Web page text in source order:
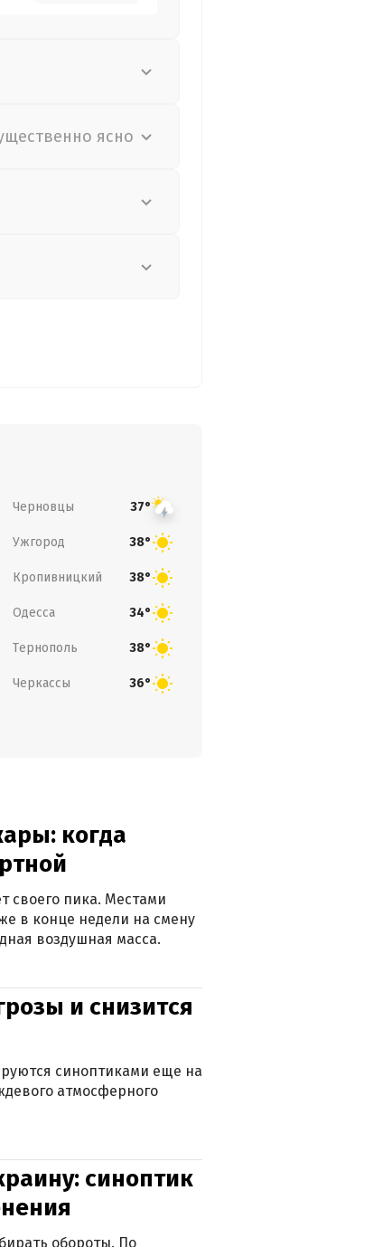
ясно
Черновцы 37°
Ужгород 38°
Кропивницкий 38°
Одесса 34°
Тернополь 38°
Черкассы 36°
когда
своего пика. Местами
в конце недели на смену
воздушная масса.
и снизится
синоптиками еще на
атмосферного
синоптик
обороты. По